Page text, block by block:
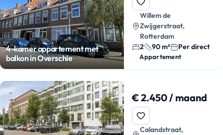
4-kamer appartement met
balkon in Overschie
Willem de
Zwijgerstraat,
Rotterdam
2
90 m² Per direct
Appartement
€ 2.450 / maand
Calandstraat,